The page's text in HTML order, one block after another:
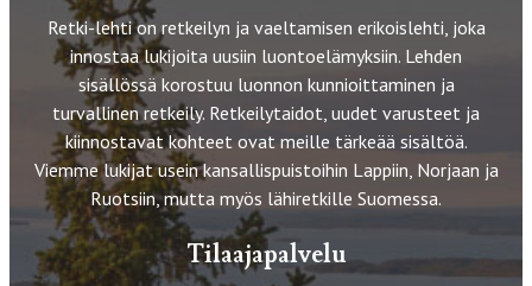
Retki-lehti on retkeilyn ja vaeltamisen erikoislehti, joka
innostaa lukijoita uusiin luontoelämyksiin. Lehden
sisällössä korostuu luonnon kunnioittaminen ja
turvallinen retkeily. Retkeilytaidot, uudet varusteet ja
kiinnostavat kohteet ovat meille tärkeää sisältöä.
Viemme lukijat usein kansallispuistoihin Lappiin, Norjaan ja
Ruotsiin, mutta myös lähiretkille Suomessa.
Tilaajapalvelu